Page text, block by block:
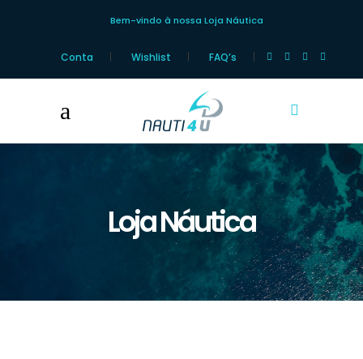
Bem-vindo à nossa Loja Náutica
Conta Wishlist FAQ’s
Loja Náutica